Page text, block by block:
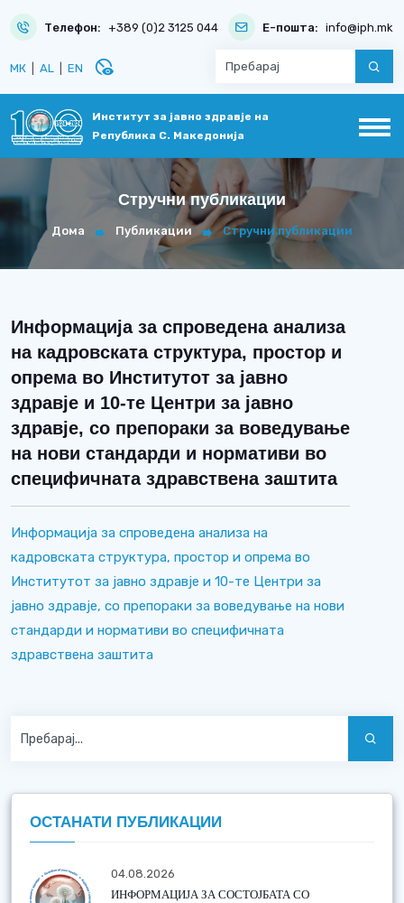
Телефон: +389 (0)2 3125 044 Е-пошта: info@iph.mk
МК AL EN disabled_visible
Институт за јавно здравје на
Република С. Македонија
Стручни публикации
Дома Публикации Стручни публикации
Информација за спроведена анализа
на кадровската структура, простор и
опрема во Институтот за јавно
здравје и 10-те Центри за јавно
здравје, со препораки за воведување
на нови стандарди и нормативи во
специфичната здравствена заштита
Информација за спроведена анализа на
кадровската структура, простор и опрема во
Институтот за јавно здравје и 10-те Центри за
јавно здравје, со препораки за воведување на нови
стандарди и нормативи во специфичната
здравствена заштита
ОСТАНАТИ ПУБЛИКАЦИИ
04.08.2026
ИНФОРМАЦИЈА ЗА СОСТОЈБАТА СО